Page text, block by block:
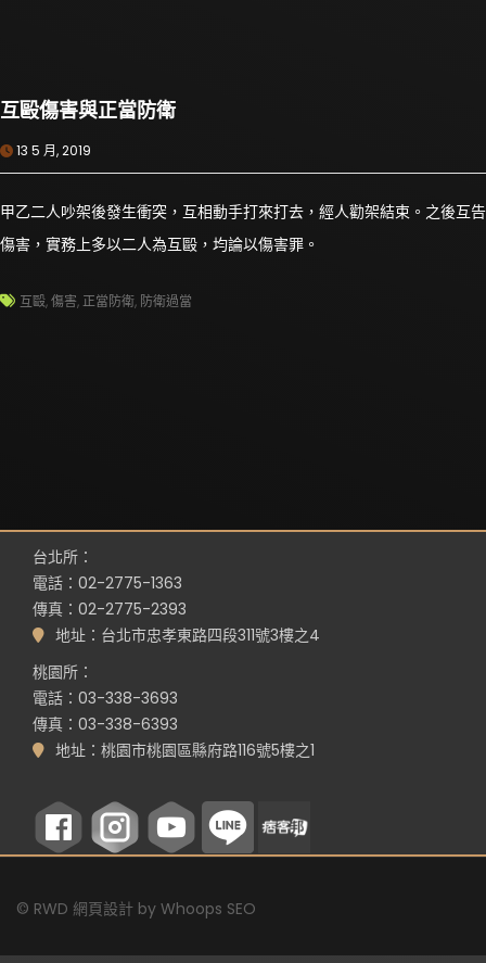
互毆傷害與正當防衛
13 5 月, 2019
甲乙二人吵架後發生衝突，互相動手打來打去，經人勸架結束。之後互告
傷害，實務上多以二人為互毆，均論以傷害罪。
互毆,傷害,正當防衛, 防衛過當
台北所：
電話：02-2775-1363
傳真：02-2775-2393
地址：台北市忠孝東路四段311號3樓之4
桃園所：
電話：03-338-3693
傳真：03-338-6393
地址：桃園市桃園區縣府路116號5樓之1
© RWD 網頁設計 by Whoops SEO